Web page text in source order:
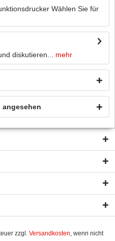
Wählen Sie für
diskutieren...
mehr
zzgl. Versandkosten, wenn nicht